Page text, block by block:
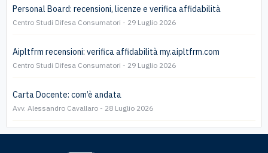
Personal Board: recensioni, licenze e verifica affidabilità
Centro Studi Difesa Consumatori 29 Luglio 2026
Aipltfrm recensioni: verifica affidabilità my.aipltfrm.com
Centro Studi Difesa Consumatori 29 Luglio 2026
Carta Docente: com’è andata
Avv. Alessandro Cavallaro 28 Luglio 2026